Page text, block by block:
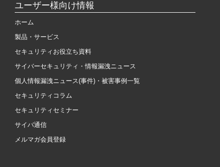
ユーザー様向け情報
ホーム
製品・サービス
セキュリティお役立ち資料
サイバーセキュリティ・情報漏洩ニュース
個人情報漏洩ニュース(事件)・被害事例一覧
セキュリティコラム
セキュリティセミナー
サイバ通信
メルマガ会員登録